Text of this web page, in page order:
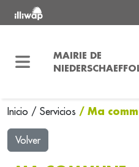
MAIRIE DE
Inicio / Servicios / Ma
Volver